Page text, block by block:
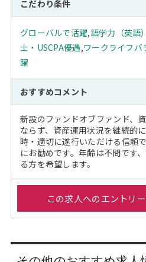
こだわり条件
グローバルで活躍,語学力（英語
士・USCPA優遇,ワークライフバ
躍
おすすめコメント
新設のファンドオブファンド、
ならず、資産運用状況を継続的
時・適切に遂行いただける信頼
にお勧めです。年齢は不問です
る方を希望します。
この求人へのエントリ